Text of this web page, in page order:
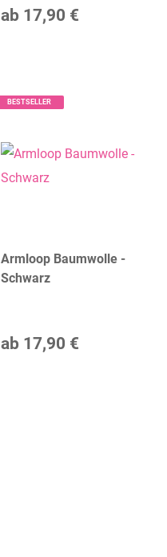
ab 17,90 €
BESTSELLER
Armloop Baumwolle -
Schwarz
ab 17,90 €